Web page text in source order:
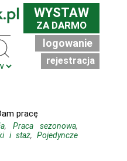
WYSTAW
ZA DARMO
logowanie
rejestracja
pracę
, Praca sezonowa,
i staż,Pojedyncze